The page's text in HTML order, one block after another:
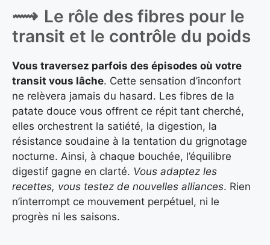
Le rôle des fibres pour le
transit et le contrôle du poids
Vous traversez parfois des épisodes où votre
transit vous lâche. Cette sensation d’inconfort
ne relèvera jamais du hasard. Les fibres de la
patate douce vous offrent ce répit tant cherché,
elles orchestrent la satiété, la digestion, la
résistance soudaine à la tentation du grignotage
nocturne. Ainsi, à chaque bouchée, l’équilibre
digestif gagne en clarté. Vous adaptez les
recettes, vous testez de nouvelles alliances. Rien
n’interrompt ce mouvement perpétuel, ni le
progrès ni les saisons.